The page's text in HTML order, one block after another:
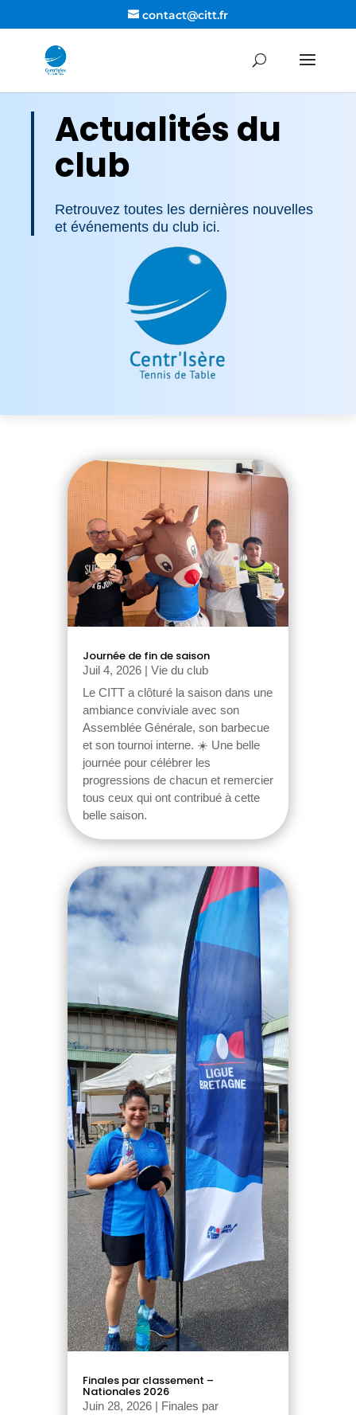
contact@citt.fr
Actualités du
club
Retrouvez toutes les dernières nouvelles
et événements du club ici.
Journée de fin de saison
Juil 4, 2026| Vie du club
Le CITT a clôturé la saison dans une
ambiance conviviale avec son
Assemblée Générale, son barbecue
et son tournoi interne. ☀️ Une belle
journée pour célébrer les
progressions de chacun et remercier
tous ceux qui ont contribué à cette
belle saison.
Finales par classement –
Nationales 2026
Juin 28, 2026| Finales par